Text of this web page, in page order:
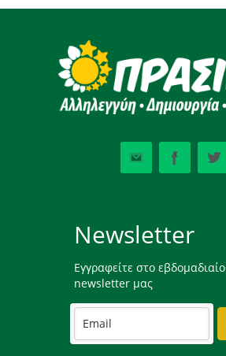
Newsletter
Εγγραφείτε στο εβδομαδιαίο
newsletter μας